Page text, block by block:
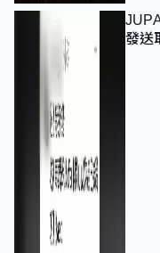
發送